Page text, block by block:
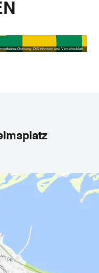
Ordnung, DIN-Normen und Verkehrsblatt